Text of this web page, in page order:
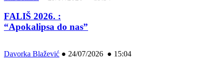
FALIŠ 2026. :
“Apokalipsa do nas”
Davorka Blažević ● 24/07/2026 ● 15:04